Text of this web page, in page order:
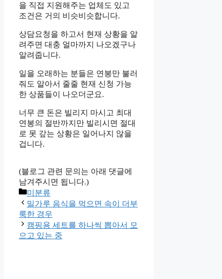
을 직접 지원해주는 업체도 있고
조건은 거의 비슷비슷합니다.
상담요청을 하고서 현재 상황을 알
려주면 대충 얼마까지 나오겠구나
알려줍니다.
일을 오래하는 분들은 연봉만 불러
줘도 알아서 줄줄 현재 신청 가능
한 상품들이 나오더군요.
너무 큰 돈은 빌리지 마시고 최대
연봉의 절반까지만 빌리시면 절대
로 못 갚는 상황은 일어나지 않을
겁니다.
(블로그 관련 문의는 아래 댓글에
남겨주시면 됩니다.)
Categories
미분류
밀가루 음식을 먹으면 속이 더부
룩한 경우
캠핑용 세트를 하나씩 뽑아서 모
으고 있는 중